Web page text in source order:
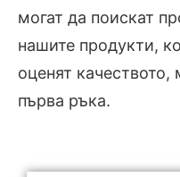
могат да поискат
нашите продукти,
оценят качеството,
първа ръка.